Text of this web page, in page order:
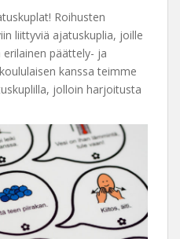
Roihusten
liittyviä ajatuskuplia, joille
päättely- ja
kanssa teimme
jolloin harjoitusta